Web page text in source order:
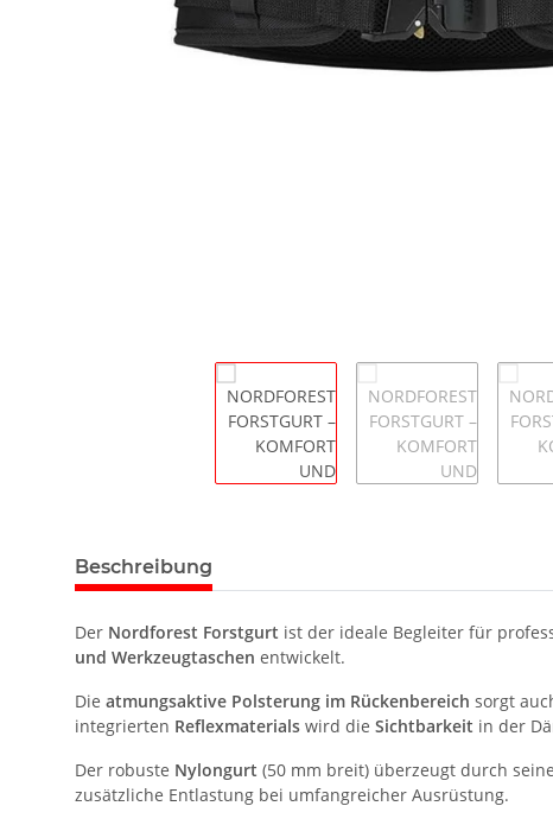
Beschreibung
Der Nordforest Forstgurt ist der ideale Begleiter für
und Werkzeugtaschen entwickelt.
Die atmungsaktive Polsterung im Rückenbereich sorgt
integrierten Reflexmaterials wird die Sichtbarkeit in der
Der robuste Nylongurt (50 mm breit) überzeugt durch
zusätzliche Entlastung bei umfangreicher Ausrüstung.